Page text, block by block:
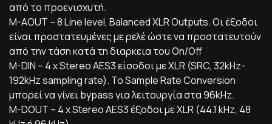
από το προενισχυτή.
M-AOUT – 8 Line level, Balanced XLR Outputs. Οι έξοδοι
είναι προστατευμένες με ρελέ ώστε να προστατευτούν
από την τάση κατά τη διαρκεια του On/Off
M-DIN – 4 x Stereo AES3 είσοδοι με XLR (SRC, 32kHz-
192kHz sampling rate). Το Sample Rate Conversion
μπορεί να γίνει bypass για λειτουργία στα 96kHz.
M-DOUT – 4 x Stereo AES3 έξοδοι με XLR (44.1 kHz, 48